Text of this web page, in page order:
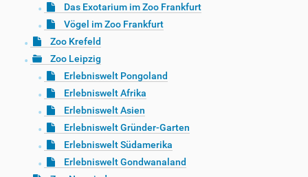
Das Exotarium im Zoo Frankfurt
Vögel im Zoo Frankfurt
Zoo Krefeld
Zoo Leipzig
Erlebniswelt Pongoland
Erlebniswelt Afrika
Erlebniswelt Asien
Erlebniswelt Gründer-Garten
Erlebniswelt Südamerika
Erlebniswelt Gondwanaland